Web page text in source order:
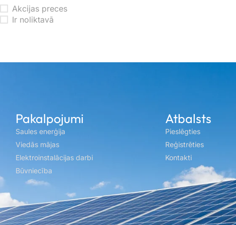
Akcijas preces
Ir noliktavā
Pakalpojumi
Saules enerģija
Viedās mājas
Elektroinstalācijas darbi
Būvniecība
Atbalsts
Pieslēgties
Reģistrēties
Kontakti